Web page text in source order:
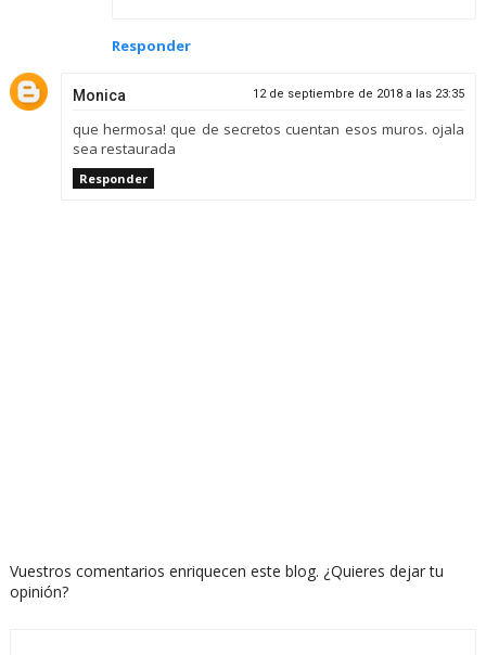
Responder
Monica 12 de septiembre de 2018 a las 23:35
que hermosa! que de secretos cuentan esos muros. ojala
sea restaurada
Responder
Vuestros comentarios enriquecen este blog. ¿Quieres dejar tu
opinión?